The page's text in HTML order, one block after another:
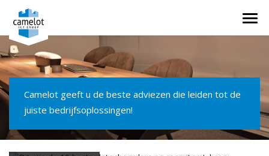
Camelot geeft u de beste adviezen die leiden tot de
juiste bedrijfsoplossingen!